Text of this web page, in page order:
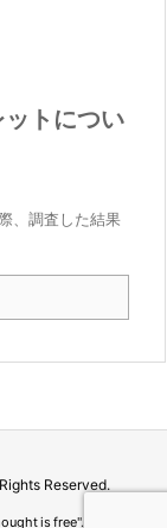
トについ
、調査した結果
Reserved.
is free".